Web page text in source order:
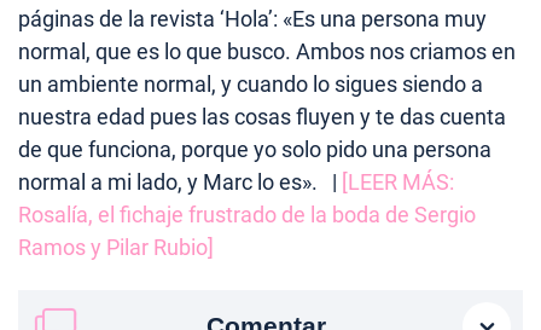
páginas de la revista ‘Hola’: «Es una persona muy
normal, que es lo que busco. Ambos nos criamos en
un ambiente normal, y cuando lo sigues siendo a
nuestra edad pues las cosas fluyen y te das cuenta
de que funciona, porque yo solo pido una persona
normal a mi lado, y Marc lo es». | [LEER MÁS:
Rosalía, el fichaje frustrado de la boda de Sergio
Ramos y Pilar Rubio]